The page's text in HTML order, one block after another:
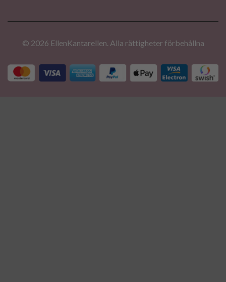
© 2026 EllenKantarellen. Alla rättigheter förbehållna